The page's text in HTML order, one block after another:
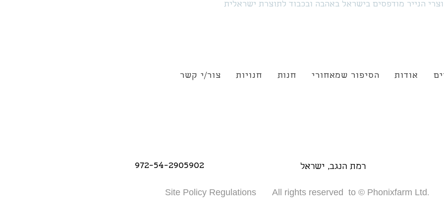
הנייר מודפסים בישראל באהבה ובכבוד לתוצרת ישראלית
צור/י קשר חנויות חנות הסיפור שמאחורי אודות
972-54-2905902 רמת הנגב, ישראל
Site Policy Regulations All rights reserved to © Phonixfarm Ltd.